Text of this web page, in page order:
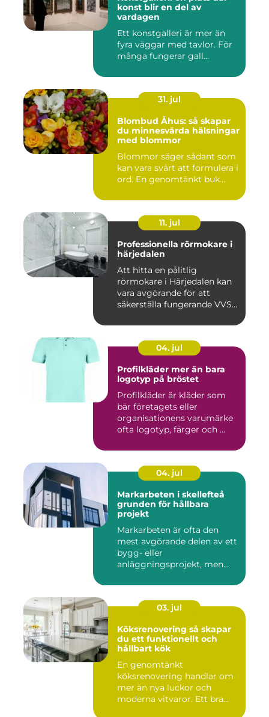
konst blir en del av
vardagen
Ett konstgalleri är mer än
fyra väggar med tavlor. För
många fungerar gall...
31. jul
Blombud Åhus: så skapar
du minnesvärda hälsningar
med blommor
Blommor säger sådant som
kan vara svårt att formulera i
ord. En genomtänkt buk...
11. jul
Professionella rörmokare i
härjedalen
Att hitta en pålitlig
rörmokare i Härjedalen kan
vara avgörande för att
säkerställa fungerande VVS-
04. jul
Profilkläder mer än bara
logotyp på bröstet
Profilkläder är kläder som
bär företagets eller
organisationens varumärke
ofta logotyp, färger och ...
04. jul
Markarbeten i skellefteå
grunden för hållbara
projekt
Markarbeten är ofta den
mest avgörande delen av ett
bygg- eller
anläggningsprojekt, men
03. jul
Köksrenovering så skapar
du ett funktionellt och
hållbart kök
En genomtänkt
köksrenovering handlar om
mer än nya luckor och
moderna vitvaror. Ett bra